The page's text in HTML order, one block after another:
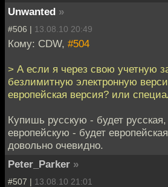
Unwanted »
#506 | 13.08.10 20:49
Кому: CDW, #504
> А если я через свою учетную
безлимитную электронную
европейская версия? или
Купишь русскую - будет
европейскую - будет
довольно очевидно.
Peter_Parker »
#507 | 13.08.10 21:01